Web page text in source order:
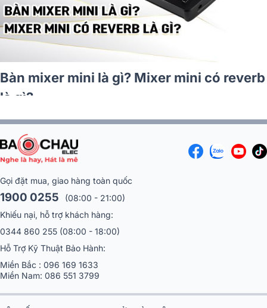
- Giá rẻ
Top 10 Bàn mixer chuyên
khấu hội trường
Gọi đặt mua, giao hàng toàn quốc
1900 0255
(08:00 - 21:00)
Khiếu nại, hỗ trợ khách hàng:
0344 860 255 (08:00 - 18:00)
Hỗ Trợ Kỹ Thuật Bảo Hành:
Miền Bắc : 096 169 1633
Miền Nam: 086 551 3799